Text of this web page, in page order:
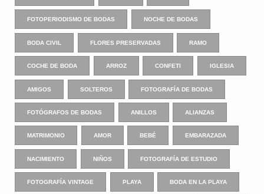
FOTOPERIODISMO DE BODAS NOCHE DE BODAS
BODA CIVIL FLORES PRESERVADAS RAMO
COCHE DE BODA ARROZ CONFETI IGLESIA
AMIGOS SOLTEROS FOTOGRAFÍA DE BODAS
FOTÓGRAFOS DE BODAS ANILLOS ALIANZAS
MATRIMONIO AMOR BEBÉ EMBARAZADA
NACIMIENTO NIÑOS FOTOGRAFÍA DE ESTUDIO
FOTOGRAFÍA VINTAGE PLAYA BODA EN LA PLAYA